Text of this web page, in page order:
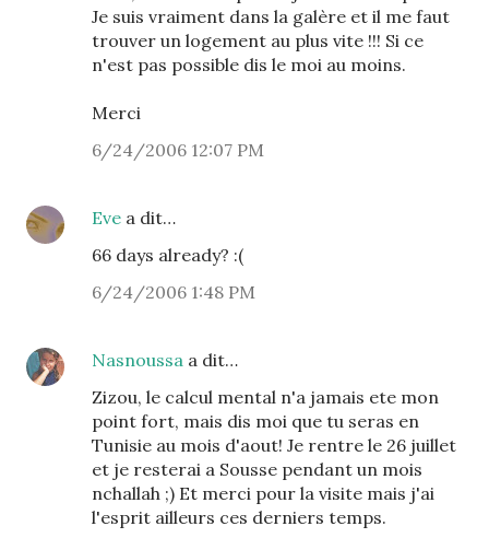
Je suis vraiment dans la galère et il me faut
trouver un logement au plus vite !!! Si ce
n'est pas possible dis le moi au moins.
Merci
6/24/2006 12:07 PM
Eve a dit…
66 days already? :(
6/24/2006 1:48 PM
Nasnoussa a dit…
Zizou, le calcul mental n'a jamais ete mon
point fort, mais dis moi que tu seras en
Tunisie au mois d'aout! Je rentre le 26 juillet
et je resterai a Sousse pendant un mois
nchallah ;) Et merci pour la visite mais j'ai
l'esprit ailleurs ces derniers temps.